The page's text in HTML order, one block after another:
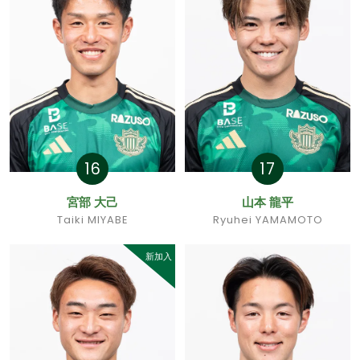
16
宮部 大己
Taiki MIYABE
17
山本 龍平
Ryuhei YAMAMOTO
新加入